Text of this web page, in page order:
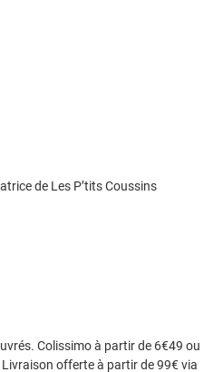
de Les P’tits Coussins
Colissimo à partir de 6€49 ou
offerte à partir de 99€ via